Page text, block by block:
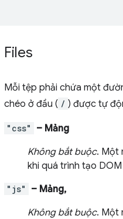
Files
Mỗi tệp phải chứa một
chéo ở đầu ( / ) được tự
"css"
– Mảng
Không bắt buộc. Một
khi quá trình tạo
"js"
– Mảng,
Không bắt buộc. Một